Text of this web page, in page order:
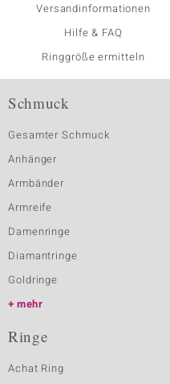
Versandinformationen
Hilfe & FAQ
Ringgröße ermitteln
Schmuck
Gesamter Schmuck
Anhänger
Armbänder
Armreife
Damenringe
Diamantringe
Goldringe
mehr
Ringe
Achat Ring